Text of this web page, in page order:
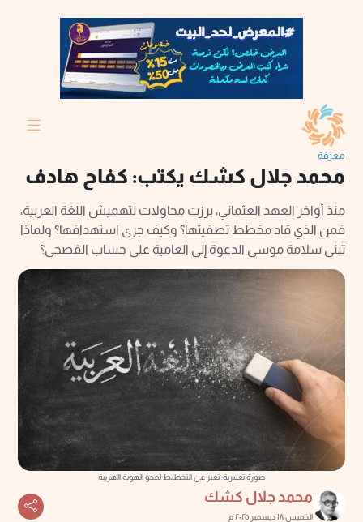
معرفة
محمد جلال كشك يكتب: كفاح هادف
منذ أواخر العهد العثماني، برزت محاولات لتهميش اللغة العربية،
فمن الذي قاد مخطط تصفيتها؟ وكيف جرى استهدافها؟ ولماذا
تبنى سلامة موسى الدعوة إلى العامية على حساب الفصحى؟
صورة تعبيرية: تعبر عن التخطيط لمحو الهوية الهربية
محمد جلال كشك
الخميس ١٨ ديسمبر ٢٠٢٥ م